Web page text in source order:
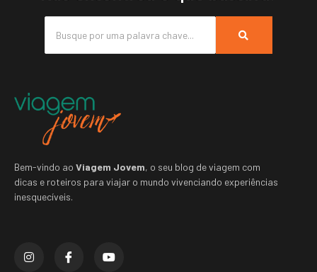
Bem-vindo ao Viagem Jovem, o seu blog de viagem com
dicas e roteiros para viajar o mundo vivenciando experiências
inesquecíveis.